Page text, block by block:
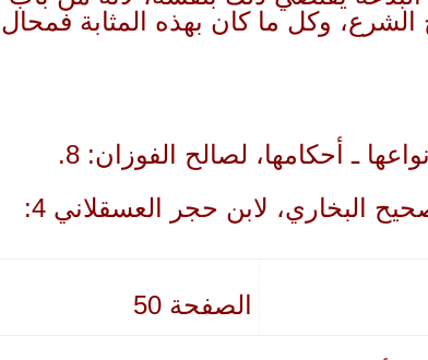
وكل ما كان بهذه المثابة فمحال
(2) فتح الباري بشرح صحيح البخاري، لابن حجر العسقلاني 4:
الصفحة 50